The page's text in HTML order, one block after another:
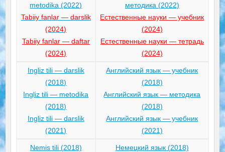
metodika (2022)
Tabiiy fanlar — darslik
(2024)
Tabiiy fanlar — daftar
(2024)
методика (2022)
Естественные науки — учебник
(2024)
Естественные науки — тетрадь
(2024)
Ingliz tili — darslik
(2018)
Ingliz tili — metodika
(2018)
Ingliz tili — darslik
(2021)
Английский язык — учебник
(2018)
Английский язык — методика
(2018)
Английский язык — учебник
(2021)
Nemis tili (2018) Немецкий язык (2018)